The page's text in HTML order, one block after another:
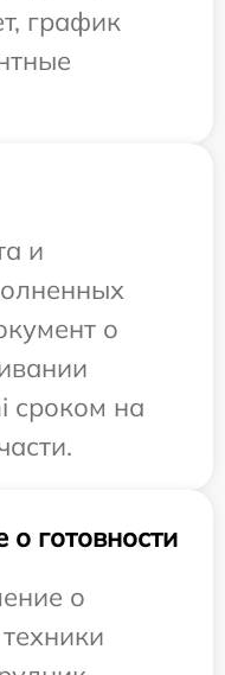
график
и
о
сроком на
готовности
о